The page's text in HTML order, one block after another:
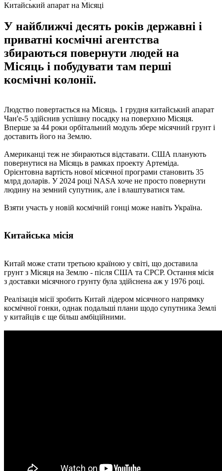
Китайський апарат на Місяці
У найближчі десять років державні і
приватні космічні агентства
збираються повернути людей на
Місяць і побудувати там перші
космічні колонії.
Людство повертається на Місяць. 1 грудня китайський апарат
Чан'е-5 здійснив успішну посадку на поверхню Місяця.
Вперше за 44 роки орбітальний модуль збере місячний грунт і
доставить його на Землю.
Американці теж не збираються відставати. США планують
повернутися на Місяць в рамках проекту Артеміда.
Орієнтовна вартість нової місячної програми становить 35
млрд доларів. У 2024 році NASA хоче не просто повернути
людину на земний супутник, але і влаштуватися там.
Взяти участь у новій космічній гонці може навіть Україна.
Китайська місія
Китай може стати третьою країною у світі, що доставила
грунт з Місяця на Землю - після США та СРСР. Остання місія
з доставки місячного грунту була здійснена аж у 1976 році.
Реалізація місії зробить Китай лідером місячного напрямку
космічної гонки, однак подальші плани щодо супутника Землі
у китайців є ще більш амбіційними.